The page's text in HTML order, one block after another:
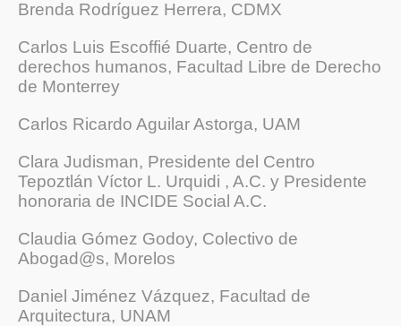
Brenda Rodríguez Herrera, CDMX
Carlos Luis Escoffié Duarte, Centro de
derechos humanos, Facultad Libre de Derecho
de Monterrey
Carlos Ricardo Aguilar Astorga, UAM
Clara Judisman, Presidente del Centro
Tepoztlán Víctor L. Urquidi , A.C. y Presidente
honoraria de INCIDE Social A.C.
Claudia Gómez Godoy, Colectivo de
Abogad@s, Morelos
Daniel Jiménez Vázquez, Facultad de
Arquitectura, UNAM